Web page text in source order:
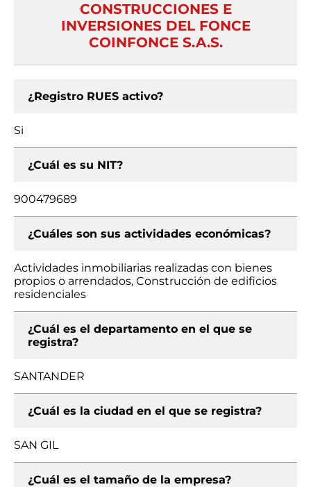
CONSTRUCCIONES E
INVERSIONES DEL FONCE
COINFONCE S.A.S.
¿Registro RUES activo?
Si
¿Cuál es su NIT?
900479689
¿Cuáles son sus actividades económicas?
Actividades inmobiliarias realizadas con bienes
propios o arrendados, Construcción de edificios
residenciales
¿Cuál es el departamento en el que se
registra?
SANTANDER
¿Cuál es la ciudad en el que se registra?
SAN GIL
¿Cuál es el tamaño de la empresa?